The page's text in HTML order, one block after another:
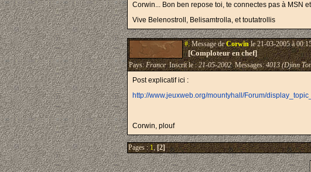
Corwin... Bon ben repose toi, te connectes pas à MSN
Vive Belenostroll, Belisamtrolla, et toutatrollis
#.Message deCorwinle 21-03-2005 à
[Comploteur en chef]
Pays:FranceInscrit le :21-05-2002Messages:4013 (Djinn
Post explicatif ici :
http://www.jeuxweb.org/mountyhall/Forum/
Corwin, plouf
Pages :1,[2]